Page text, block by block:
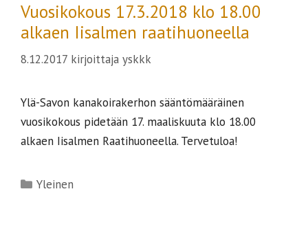
Vuosikokous 17.3.2018 klo 18.00
alkaen Iisalmen raatihuoneella
8.12.2017 kirjoittaja yskkk
Ylä-Savon kanakoirakerhon sääntömääräinen
vuosikokous pidetään 17. maaliskuuta klo 18.00
alkaen Iisalmen Raatihuoneella. Tervetuloa!
Kategoriat
Yleinen